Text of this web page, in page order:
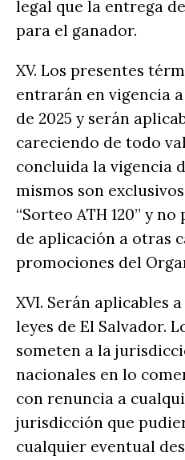
legal que la entrega
para el ganador.
XV. Los presentes
entrarán en vigencia
de 2025 y serán
careciendo de todo
concluida la vigencia
mismos son
“Sorteo ATH 120” y
de aplicación a otras
promociones del
XVI. Serán aplicables
leyes de El Salvador.
someten a la
nacionales en lo
con renuncia a
jurisdicción que
cualquier eventual